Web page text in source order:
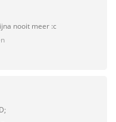
nooit meer :c